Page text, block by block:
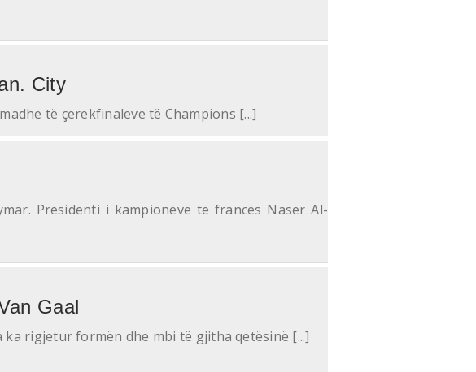
City
të çerekfinaleve të Champions [...]
Presidenti i kampionëve të francës Naser Al-
Gaal
ka rigjetur formën dhe mbi të gjitha qetësinë [...]